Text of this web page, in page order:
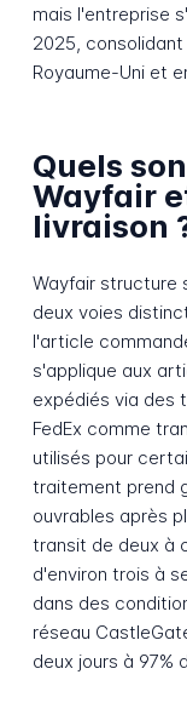
mais l'entreprise
2025,
Royaume-Uni et
Quels
Wayfair
livraison
Wayfair structure
deux voies
l'article
s'applique aux
expédiés via des
FedEx comme
utilisés pour
traitement prend
ouvrables après
transit de deux à
d'environ trois à
dans des
réseau
deux jours à 97%